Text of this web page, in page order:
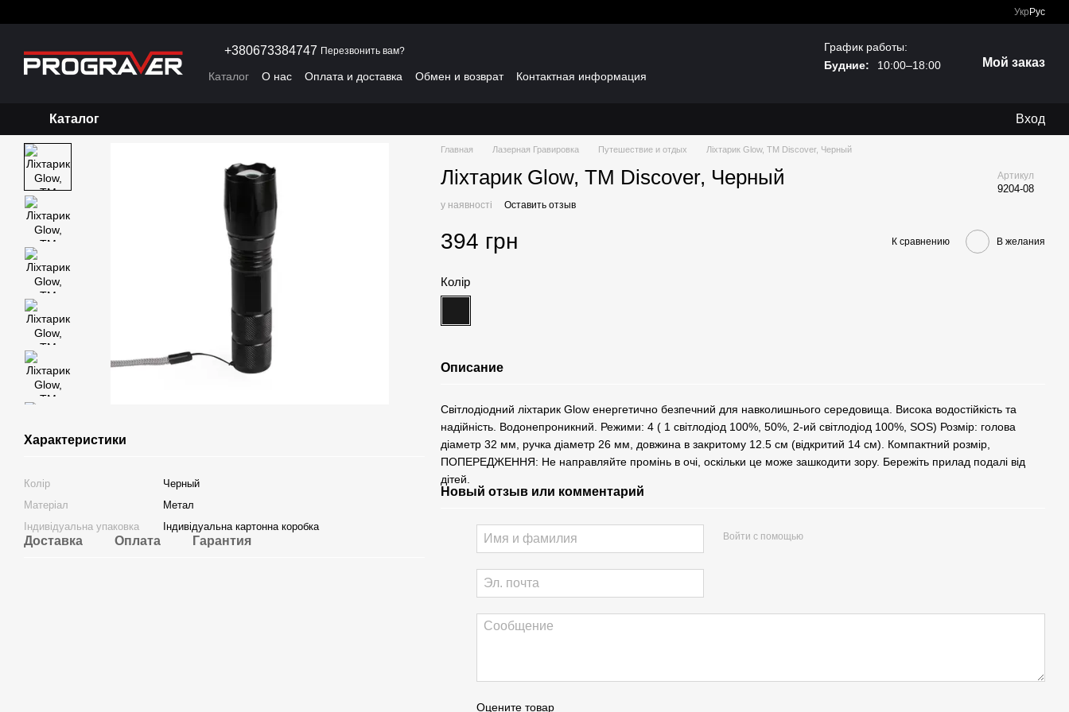
Укр Рус
+380673384747 Перезвонить вам?
Каталог О нас Оплата и доставка Обмен и возврат Контактная информация
График работы:
Будние:
10:00–18:00 Мой заказ
Каталог Вход
Характеристики
Колір
Черный
Матеріал
Метал
Індивідуальна упаковка
Індивідуальна картонна коробка
Доставка Оплата Гарантия
Главная Лазерная Гравировка Путешествие и отдых Ліхтарик Glow, TM Discover, Черный
Ліхтарик Glow, TM Discover, Черный Артикул
9204-08
у наявності Оставить отзыв
394 грн К сравнению В желания
Колір
Описание
Світлодіодний ліхтарик Glow енергетично безпечний для навколишнього середовища. Висока водостійкість та
надійність. Водонепроникний. Режими: 4 ( 1 світлодіод 100%, 50%, 2-ий світлодіод 100%, SOS) Розмір: голова
діаметр 32 мм, ручка діаметр 26 мм, довжина в закритому 12.5 см (відкритий 14 см). Компактний розмір,
ПОПЕРЕДЖЕННЯ: Не направляйте промінь в очі, оскільки це може зашкодити зору. Бережіть прилад подалі від
дітей.
Новый отзыв или комментарий
Войти с помощью
Оцените товар